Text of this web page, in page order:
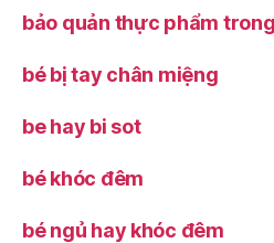
bảo quản thực phẩm
bé bị tay chân miệng
be hay bi sot
bé khóc đêm
bé ngủ hay khóc đêm